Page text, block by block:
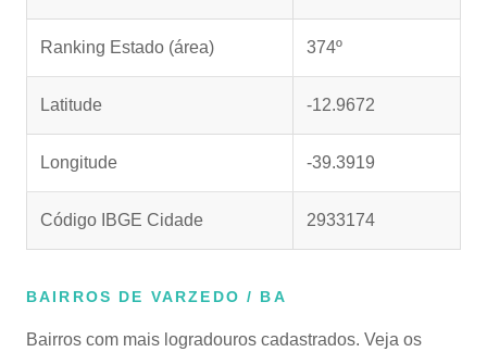
Ranking Estado (área) 374º
Latitude -12.9672
Longitude -39.3919
Código IBGE Cidade 2933174
BAIRROS DE VARZEDO / BA
Bairros com mais logradouros cadastrados. Veja os